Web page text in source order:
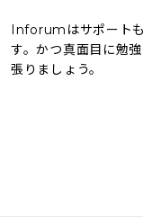
Inforum はサポート
す。かつ真面目に勉
張りましょう。